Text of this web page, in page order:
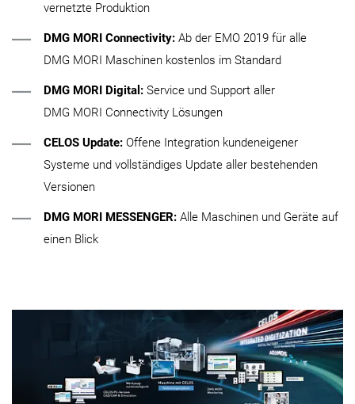
vernetzte Produktion
DMG MORI Connectivity: Ab der EMO 2019 für alle
DMG MORI Maschinen kostenlos im Standard
DMG MORI Digital: Service und Support aller
DMG MORI Connectivity Lösungen
CELOS Update: Offene Integration kundeneigener
Systeme und vollständiges Update aller bestehenden
Versionen
DMG MORI MESSENGER: Alle Maschinen und Geräte auf
einen Blick